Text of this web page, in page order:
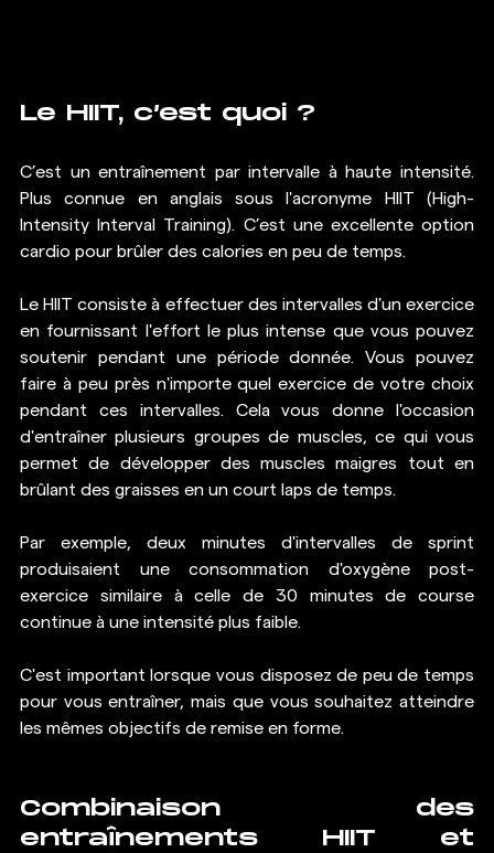
Le HIIT, c’est quoi ?
C’est un entraînement par intervalle à haute intensité.
Plus connue en anglais sous l'acronyme HIIT (High-
Intensity Interval Training). C’est une excellente option
cardio pour brûler des calories en peu de temps.
Le HIIT consiste à effectuer des intervalles d'un exercice
en fournissant l'effort le plus intense que vous pouvez
soutenir pendant une période donnée. Vous pouvez
faire à peu près n'importe quel exercice de votre choix
pendant ces intervalles. Cela vous donne l'occasion
d'entraîner plusieurs groupes de muscles, ce qui vous
permet de développer des muscles maigres tout en
brûlant des graisses en un court laps de temps.
Par exemple, deux minutes d'intervalles de sprint
produisaient une consommation d'oxygène post-
exercice similaire à celle de 30 minutes de course
continue à une intensité plus faible.
C'est important lorsque vous disposez de peu de temps
pour vous entraîner, mais que vous souhaitez atteindre
les mêmes objectifs de remise en forme.
Combinaison des
entraînements HIIT et